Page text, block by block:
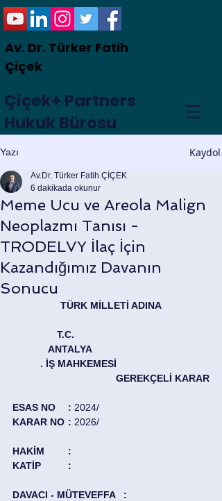
Av. Dr. Türker Fatih
Çiçek
Çiçek+ Partners
Hukuk Bürosu
Yazı Kaydol
Meme Ucu ve Areola Malign
Neoplazmı Tanısı -
TRODELVY İlaç İçin
Kazandığımız Davanın
Sonucu
Av.Dr. Türker Fatih ÇİÇEK
6 dakikada okunur
TÜRK MİLLETİ ADINA
   T.C.
	   ANTALYA
	. İŞ MAHKEMESİ
GEREKÇELİ KARAR
ESAS NO	: 2024/
KARAR NO	: 2026/
HAKİM	:
KATİP	:
DAVACI - MÜTEVEFFA	: